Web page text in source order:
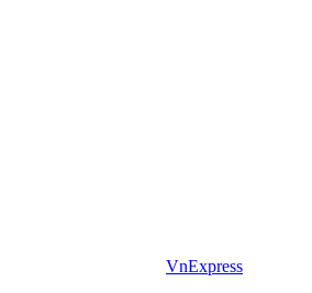
VnExpress